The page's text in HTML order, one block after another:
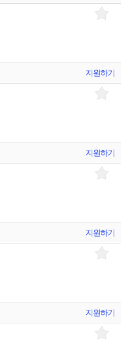
지원하기
지원하기
지원하기
지원하기